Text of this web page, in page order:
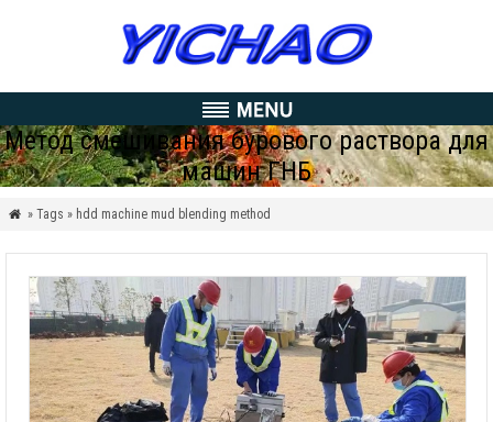
Метод смешивания бурового раствора для
машин ГНБ
 » Tags » hdd machine mud blending method